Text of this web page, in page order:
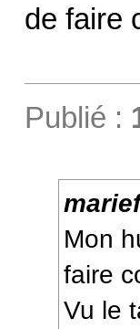
de faire
Publié :
Mon
faire
Vu le